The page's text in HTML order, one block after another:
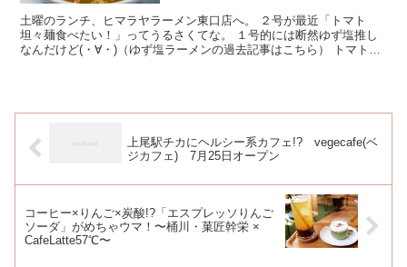
土曜のランチ、ヒマラヤラーメン東口店へ。 ２号が最近「トマト
坦々麺食べたい！」ってうるさくてな。 １号的には断然ゆず塩推し
なんだけど(・∀・)（ゆず塩ラーメンの過去記事はこちら） トマト
上尾駅チカにヘルシー系カフェ!? vegecafe(ベ
ジカフェ) 7月25日オープン
コーヒー×りんご×炭酸!?「エスプレッソりんご
ソーダ」がめちゃウマ！〜桶川・菓匠幹栄 ×
CafeLatte57℃〜